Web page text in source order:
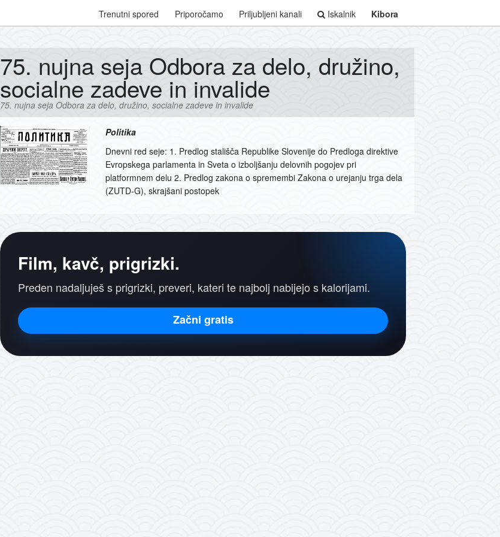
Trenutni spored Priporočamo Priljubljeni kanali Iskalnik Kibora
75. nujna seja Odbora za delo, družino,
socialne zadeve in invalide
75. nujna seja Odbora za delo, družino, socialne zadeve in invalide
Politika
Dnevni red seje: 1. Predlog stališča Republike Slovenije do Predloga direktive
Evropskega parlamenta in Sveta o izboljšanju delovnih pogojev pri
platformnem delu 2. Predlog zakona o spremembi Zakona o urejanju trga dela
(ZUTD-G), skrajšani postopek
Film, kavč, prigrizki.
Preden nadaljuješ s prigrizki, preveri, kateri te najbolj nabijejo s kalorijami.
Začni gratis